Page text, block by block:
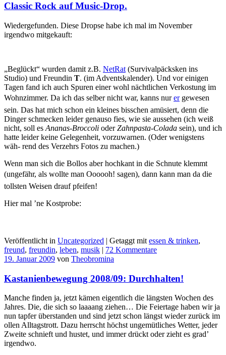
Classic Rock auf Music-Drop.
Wiedergefunden. Diese Dropse habe ich mal im November
irgendwo mitgekauft:
„Beglückt“ wurden damit z.B. NetRat (Survivalpäcksken ins
Studio) und Freundin T. (im Adventskalender). Und vor einigen
Tagen fand ich auch Spuren einer wohl nächtlichen Verkostung im
Wohnzimmer. Da ich das selber nicht war, kanns nurergewesen
sein. Das hat mich schon ein kleines bisschen amüsiert, denn die
Dinger schmecken leider genauso fies, wie sie aussehen (ich weiß
nicht, soll es Ananas-Broccoli oderZahnpasta-Colada sein), und ich
hatte leider keine Gelegenheit, vorzuwarnen. (Oder wenigstens
wäh- rend des Verzehrs Fotos zu machen.)
Wenn man sich die Bollos aber hochkant in die Schnute klemmt
(ungefähr, als wollte man Oooooh! sagen), dann kann man da die
tollsten Weisen drauf pfeifen!
Hier mal ’ne Kostprobe:
Veröffentlicht in Uncategorized | Getaggt mit essen & trinken,
freund, freundin, leben, musik | 72 Kommentare
19. Januar 2009 von Theobromina
Kastanienbewegung 2008/09: Durchhalten!
Manche finden ja, jetzt kämen eigentlich die längsten Wochen des
Jahres. Die, die sich so laaaang ziehen… Die Feiertage haben wir ja
nun tapfer überstanden und sind jetzt schon längst wieder zurück im
ollen Alltagstrott. Dazu herrscht höchst ungemütliches Wetter, jeder
Zweite schnieft und hustet, und immer drückt oder zieht es grad’
irgendwo.